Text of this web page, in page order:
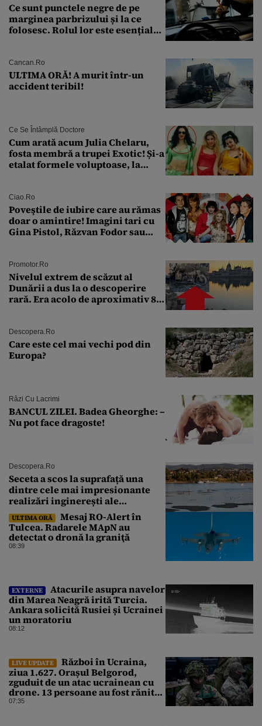
Ce sunt punctele negre de pe
marginea parbrizului și la ce
folosesc. Rolul lor este esențial
Cancan.ro
ULTIMA ORĂ! A murit într-un
accident teribil!
Ce Se Întâmplă Doctore
Cum arată acum Julia Chelaru,
fosta membră a trupei Exotic! Și-a
etalat formele voluptoase, la
Ciao.ro
Poveştile de iubire care au rămas
doar o amintire! Imagini tari cu
Gina Pistol, Răzvan Fodor sau
Promotor.ro
Nivelul extrem de scăzut al
Dunării a dus la o descoperire
rară. Era acolo de aproximativ 80
Descopera.ro
Care este cel mai vechi pod din
Europa?
Râzi Cu Lacrimi
BANCUL ZILEI. Badea Gheorghe: –
Nu pot face dragoste!
Descopera.ro
Seceta a scos la suprafață una
dintre cele mai impresionante
realizări inginerești ale
Imperiului Roman
ULTIMA ORĂ
Mesaj RO-Alert în
Tulcea. Radarele MApN au
detectat o dronă la graniţă
08:39
EXTERNE
Atacurile asupra navelor
din Marea Neagră irită Turcia.
Ankara solicită Rusiei și Ucrainei
un moratoriu
08:12
LIVE UPDATE
Război în Ucraina,
ziua 1.627. Orașul Belgorod,
zguduit de un atac ucrainean cu
drone. 13 persoane au fost rănite
și mai multe clădiri, incendiate
07:35